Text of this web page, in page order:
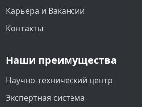
Карьера и Вакансии
Контакты
Наши преимущества
Научно-технический центр
Экспертная система